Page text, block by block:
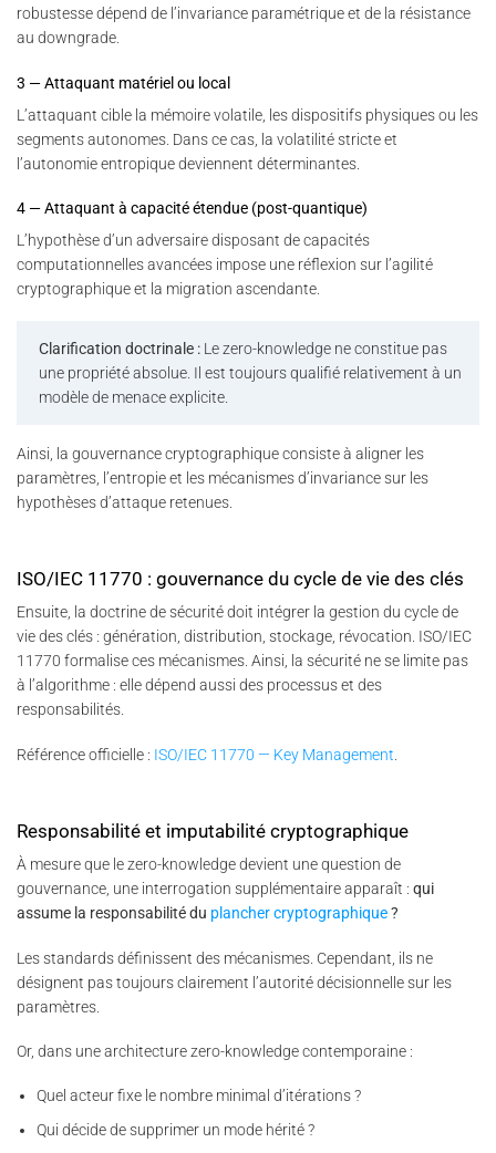
robustesse dépend de l’invariance paramétrique et de la résistance
au downgrade.
3 — Attaquant matériel ou local
L’attaquant cible la mémoire volatile, les dispositifs physiques ou les
segments autonomes. Dans ce cas, la volatilité stricte et
l’autonomie entropique deviennent déterminantes.
4 — Attaquant à capacité étendue (post-quantique)
L’hypothèse d’un adversaire disposant de capacités
computationnelles avancées impose une réflexion sur l’agilité
cryptographique et la migration ascendante.
Clarification doctrinale : Le zero-knowledge ne constitue pas
une propriété absolue. Il est toujours qualifié relativement à un
modèle de menace explicite.
Ainsi, la gouvernance cryptographique consiste à aligner les
paramètres, l’entropie et les mécanismes d’invariance sur les
hypothèses d’attaque retenues.
ISO/IEC 11770 : gouvernance du cycle de vie des clés
Ensuite, la doctrine de sécurité doit intégrer la gestion du cycle de
vie des clés : génération, distribution, stockage, révocation. ISO/IEC
11770 formalise ces mécanismes. Ainsi, la sécurité ne se limite pas
à l’algorithme : elle dépend aussi des processus et des
responsabilités.
Référence officielle : ISO/IEC 11770 — Key Management
Responsabilité et imputabilité cryptographique
À mesure que le zero-knowledge devient une question de
gouvernance, une interrogation supplémentaire apparaît : qui
assume la responsabilité du plancher cryptographique?
Les standards définissent des mécanismes. Cependant, ils ne
désignent pas toujours clairement l’autorité décisionnelle sur les
paramètres.
Or, dans une architecture zero-knowledge contemporaine :
Quel acteur fixe le nombre minimal d’itérations ?
Qui décide de supprimer un mode hérité ?